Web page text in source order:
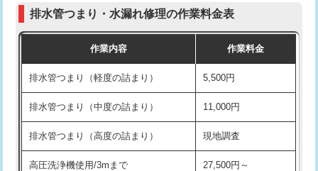
追加人工 16,500円
現場見積
※給水管工事は20mmまでの価格です。
交換・取付（その他部品） 11,000円+材料費
持込商品取付（単水栓） 13,200円
持込商品取付（混合水栓） 16,500円
持込商品取付（浄水器・分岐水栓） 16,500円
給水管工事※（ホール加工) 16,500円
給水管工事※（バンド止め) 3,300円
排水管つまり・水漏れ修理の作業料金表
作業内容 作業料金
排水管つまり（軽度の詰まり） 5,500円
排水管つまり（中度の詰まり） 11,000円
排水管つまり（高度の詰まり） 現地調査
高圧洗浄機使用/3mまで
27,500円～